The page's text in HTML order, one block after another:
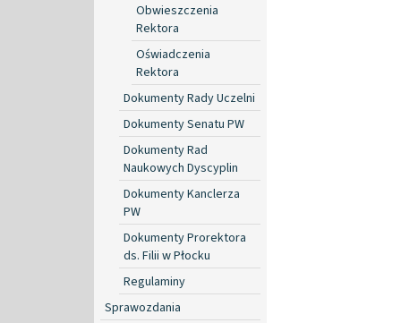
Obwieszczenia
Rektora
Oświadczenia
Rektora
Dokumenty Rady Uczelni
Dokumenty Senatu PW
Dokumenty Rad
Naukowych Dyscyplin
Dokumenty Kanclerza
PW
Dokumenty Prorektora
ds. Filii w Płocku
Regulaminy
Sprawozdania